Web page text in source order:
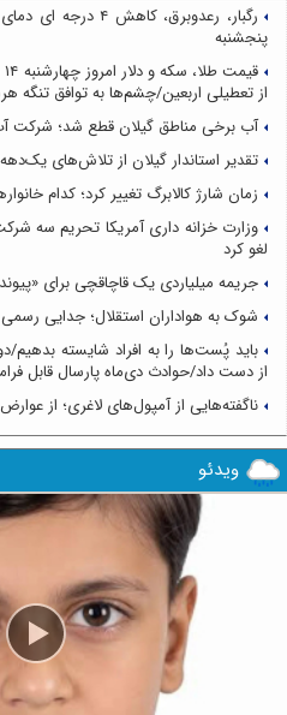
رگبار، رعدوبرق،
پنجشنبه
از تعطیلی اربعین/چشم‌ها به توافق تنگه
آب برخی مناطق گیلان قطع شد؛ شرکت
تقدیر استاندار گیلان از تلاش‌های
زمان شارژ کالابرگ تغییر کرد؛ کدام
وزارت خزانه داری آمریکا تحریم سه
لغو کرد
جریمه میلیاردی یک قاچاقچی برای
شوک به هواداران استقلال؛ جدایی رسمی
باید پُست‌ها را به افراد شایسته
از دست داد/حوادث دی‌ماه پارسال قابل
ناگفته‌هایی از آمپول‌های لاغری؛ از عوارض
ویدئو